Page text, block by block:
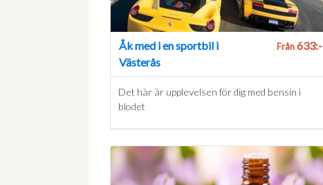
Åk med i en sportbil i
Västerås
Från633:-
Det här är upplevelsen för dig med bensin i
blodet